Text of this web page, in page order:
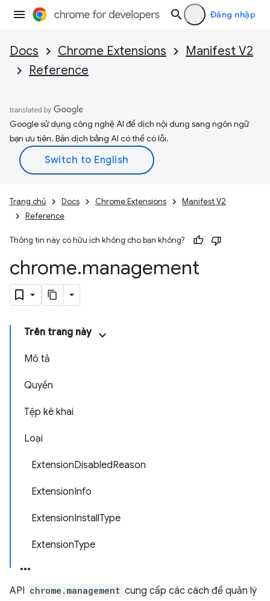
Đăng nhập
Docs Chrome Extensions
Manifest V2
Reference
Google sử dụng công nghệ AI để dịch nội dung sang ngôn ngữ
bạn ưu tiên. Bản dịch bằng AI có thể có lỗi.
Trang chủ Docs Chrome Extensions
Manifest V2
Reference
Thông tin này có hữu ích không cho bạn không?
chrome.management
Trên trang này
Mô tả
Quyền
Tệp kê khai
Loại
ExtensionDisabledReason
ExtensionInfo
ExtensionInstallType
ExtensionType
API chrome.management cung cấp các cách để quản lý